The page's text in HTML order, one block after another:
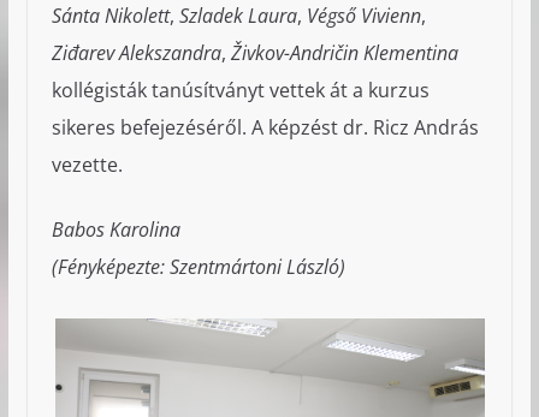
Sánta Nikolett, Szladek Laura, Végső Vivienn,
Ziđarev Alekszandra, Živkov-Andričin Klementina
kollégisták tanúsítványt vettek át a kurzus
sikeres befejezéséről. A képzést dr. Ricz András
vezette.
Babos Karolina
(Fényképezte: Szentmártoni László)